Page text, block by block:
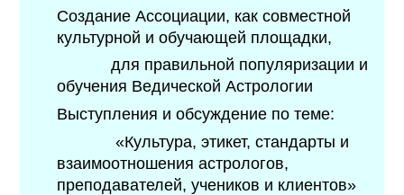
Создание Асcоциации, как совместной
культурной и обучающей площадки,
для правильной популяризации и
обучения Ведической Астрологии
Выступления и обсуждение по теме:
«Культура, этикет, стандарты и
взаимоотношения астрологов,
преподавателей, учеников и клиентов»